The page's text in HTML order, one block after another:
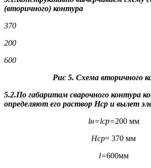
(вторичного) контура
370
200
600
Рис 5. Схема вторичного
5.2.По габаритам сварочного контура
определяют его раствор Hср и вылет
lн=lср=200 мм
Hср= 370 мм
l=600мм